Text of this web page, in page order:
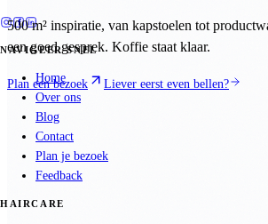
500 m² inspiratie, van kapstoelen tot
een goed gesprek. Koffie staat klaar.
Plan een bezoek Liever eerst even bellen?
NAVIGEER SNEL
Home
Over ons
Blog
Contact
Plan je bezoek
Feedback
HAIRCARE